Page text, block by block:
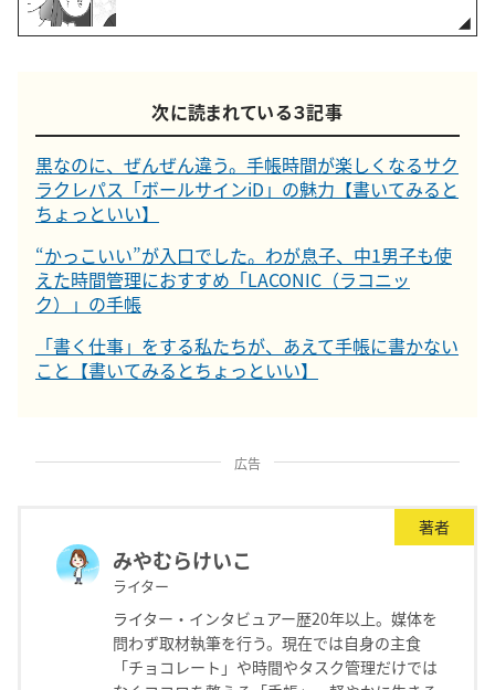
次に読まれている３記事
黒なのに、ぜんぜん違う。手帳時間が楽しくなるサク
ラクレパス「ボールサインiD」の魅力【書いてみると
ちょっといい】
“かっこいい”が入口でした。わが息子、中1男子も使
えた時間管理におすすめ「LACONIC（ラコニッ
ク）」の手帳
「書く仕事」をする私たちが、あえて手帳に書かない
こと【書いてみるとちょっといい】
広告
著者
みやむらけいこ
ライター
ライター・インタビュアー歴20年以上。媒体を
問わず取材執筆を行う。現在では自身の主食
「チョコレート」や時間やタスク管理だけでは